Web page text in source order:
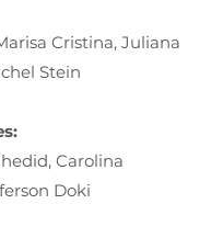
Cristina, Juliana
Stein
Carolina
Doki